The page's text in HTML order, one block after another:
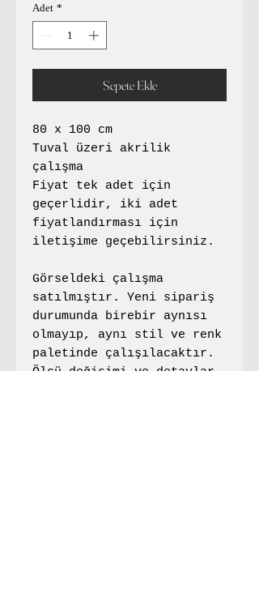
Adet *
Sepete Ekle
80 x 100 cm
Tuval üzeri akrilik
çalışma
Fiyat tek adet için
geçerlidir, iki adet
fiyatlandırması için
iletişime geçebilirsiniz.
Görseldeki çalışma
satılmıştır. Yeni sipariş
durumunda birebir aynısı
olmayıp, aynı stil ve renk
paletinde çalışılacaktır.
Ölçü değişimi ve detaylar